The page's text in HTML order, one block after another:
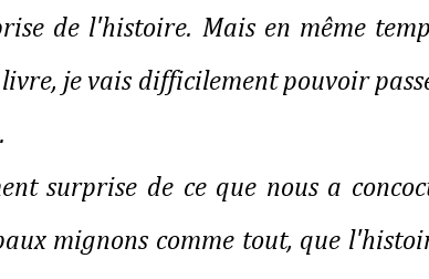
de l'histoire. Mais en même
je vais difficilement pouvoir
surprise de ce que nous a
mignons comme tout, que